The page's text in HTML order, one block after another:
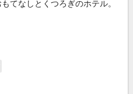
てなしとくつろぎのホテル。